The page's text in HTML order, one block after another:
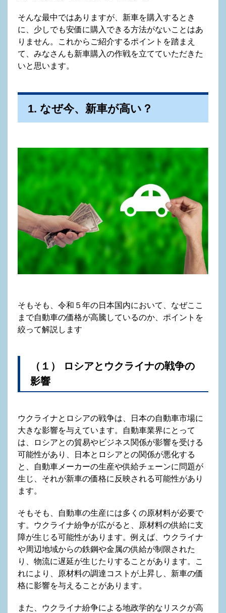
そんな最中ではありますが、新車を購入するとき
に、少しでも安価に購入できる方法がないことはあ
りません。これからご紹介するポイントを踏まえ
て、みなさんも新車購入の作戦を立てていただきた
いと思います。
1. なぜ今、新車が高い？
そもそも、令和５年の日本国内において、なぜここ
まで自動車の価格が高騰しているのか、ポイントを
絞って解説します
（１） ロシアとウクライナの戦争の
影響
ウクライナとロシアの戦争は、日本の自動車市場に
大きな影響を与えています。自動車業界にとって
は、ロシアとの貿易やビジネス関係が影響を受ける
可能性があり、日本とロシアとの関係が悪化する
と、自動車メーカーの生産や供給チェーンに問題が
生じ、それが新車の価格に反映される可能性があり
ます。
そもそも、自動車の生産には多くの原材料が必要で
す。ウクライナ紛争が広がると、原材料の供給に支
障が生じる可能性があります。例えば、ウクライナ
や周辺地域からの鉄鋼や金属の供給が制限された
り、物流に遅延が生じたりすることがあります。こ
れにより、原材料の調達コストが上昇し、新車の価
格に影響を与えることがあります。
また、ウクライナ紛争による地政学的なリスクが高